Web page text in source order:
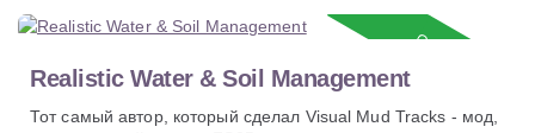
Realistic Water & Soil Management
Тот самый автор, который сделал Visual Mud Tracks - мод,